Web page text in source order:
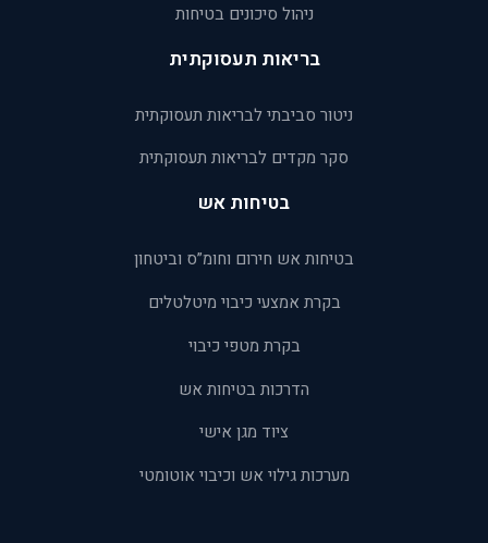
ניהול סיכונים בטיחות
בריאות תעסוקתית
ניטור סביבתי לבריאות תעסוקתית
סקר מקדים לבריאות תעסוקתית
בטיחות אש
בטיחות אש חירום וחומ”ס וביטחון
בקרת אמצעי כיבוי מיטלטלים
בקרת מטפי כיבוי
הדרכות בטיחות אש
ציוד מגן אישי
מערכות גילוי אש וכיבוי אוטומטי